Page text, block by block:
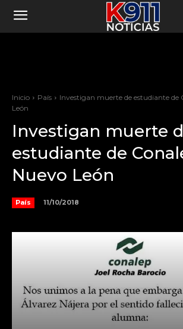
Inicio País
Investigan muerte de estudiante de
León
Investigan muerte
estudiante de
Nuevo León
País 11/10/2018